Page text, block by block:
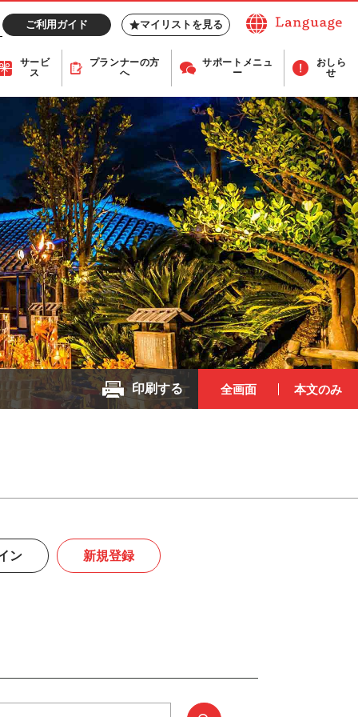
ご利用ガイド マイリストを見る
サービ
ス
プランナーの方
へ
サポート メニュ
ー
おしら
せ
印刷する 全画面 本文のみ
ン 新規登録